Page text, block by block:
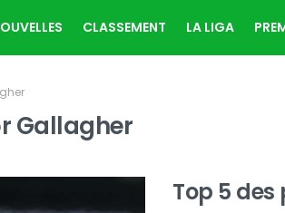
CLASSEMENT LA LIGA
Gallagher
Top 5